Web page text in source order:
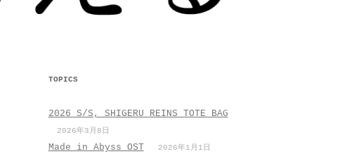
TOPICS
2026 S/S, SHIGERU REINS TOTE BAG
2026年3月8日
Made in Abyss OST 2026年1月1日